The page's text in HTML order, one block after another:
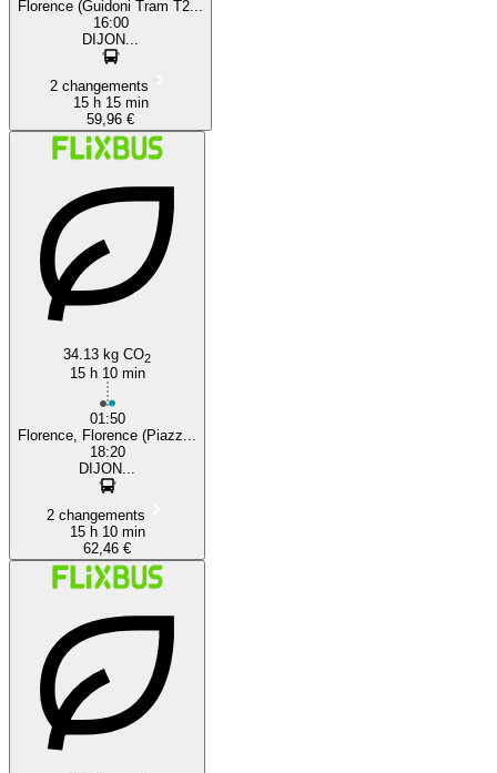
Florence (Guidoni Tram T2...
16:00
DIJON...
2 changements
15 h 15 min
59,96 €
34.13 kg CO2
15 h 10 min
01:50
Florence, Florence (Piazz...
18:20
DIJON...
2 changements
15 h 10 min
62,46 €